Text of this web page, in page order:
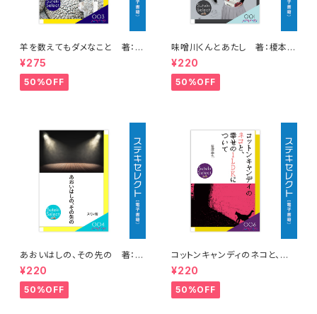
羊を数えてもダメなこと 著：千
楓
¥275
50%OFF
味噌川くんとあたし 著：榎本ま
う
¥220
50%OFF
あおいはしの、その先の 著：ス
ミレ紺
¥220
50%OFF
コットンキャンディのネコと、幸
せの１LDKについて 著：藍澤
李色
¥220
50%OFF